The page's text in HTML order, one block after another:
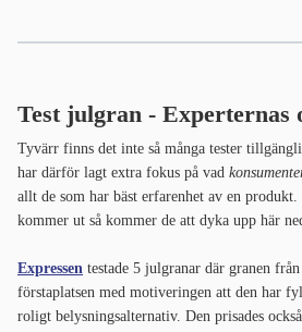
Test julgran - Experternas
Tyvärr finns det inte så många tester
har därför lagt extra fokus på vad
allt de som har bäst erfarenhet av en
kommer ut så kommer de att dyka upp här
Expressen testade 5 julgranar där granen
förstaplatsen med motiveringen att den har
roligt belysningsalternativ. Den prisades